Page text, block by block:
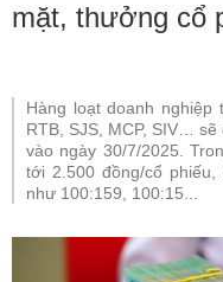
mặt, thưởng cổ
Hàng loạt doanh nghiệp
RTB, SJS, MCP, SIV…
vào ngày 30/7/2025.
tới 2.500 đồng/cổ
như 100:159, 100:15...